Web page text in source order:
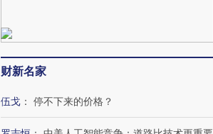
财新名家
伍戈 ： 停不下来的价格？